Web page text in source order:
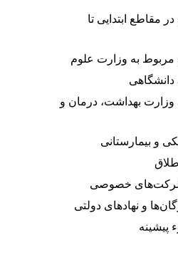
ابتدایی تا
به وزارت علوم
بهداشت، درمان و
بیمارستانی
خصوصی
و نهادهای دولتی